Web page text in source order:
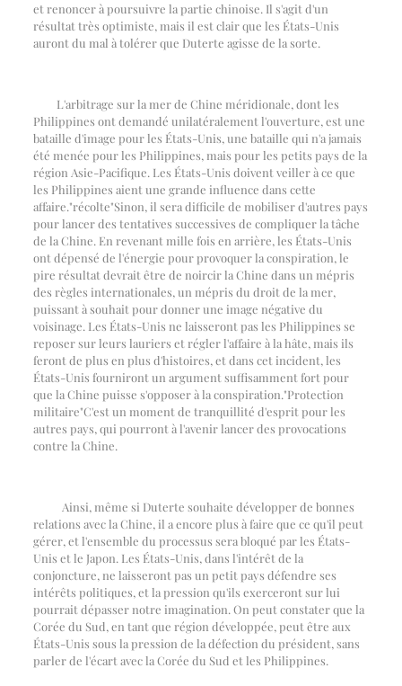
et renoncer à poursuivre la partie chinoise. Il s'agit d'un
résultat très optimiste, mais il est clair que les États-Unis
auront du mal à tolérer que Duterte agisse de la sorte.
L'arbitrage sur la mer de Chine méridionale, dont les
Philippines ont demandé unilatéralement l'ouverture, est une
bataille d'image pour les États-Unis, une bataille qui n'a jamais
été menée pour les Philippines, mais pour les petits pays de la
région Asie-Pacifique. Les États-Unis doivent veiller à ce que
les Philippines aient une grande influence dans cette
affaire."récolte"Sinon, il sera difficile de mobiliser d'autres pays
pour lancer des tentatives successives de compliquer la tâche
de la Chine. En revenant mille fois en arrière, les États-Unis
ont dépensé de l'énergie pour provoquer la conspiration, le
pire résultat devrait être de noircir la Chine dans un mépris
des règles internationales, un mépris du droit de la mer,
puissant à souhait pour donner une image négative du
voisinage. Les États-Unis ne laisseront pas les Philippines se
reposer sur leurs lauriers et régler l'affaire à la hâte, mais ils
feront de plus en plus d'histoires, et dans cet incident, les
États-Unis fourniront un argument suffisamment fort pour
que la Chine puisse s'opposer à la conspiration."Protection
militaire"C'est un moment de tranquillité d'esprit pour les
autres pays, qui pourront à l'avenir lancer des provocations
contre la Chine.
Ainsi, même si Duterte souhaite développer de bonnes
relations avec la Chine, il a encore plus à faire que ce qu'il peut
gérer, et l'ensemble du processus sera bloqué par les États-
Unis et le Japon. Les États-Unis, dans l'intérêt de la
conjoncture, ne laisseront pas un petit pays défendre ses
intérêts politiques, et la pression qu'ils exerceront sur lui
pourrait dépasser notre imagination. On peut constater que la
Corée du Sud, en tant que région développée, peut être aux
États-Unis sous la pression de la défection du président, sans
parler de l'écart avec la Corée du Sud et les Philippines.